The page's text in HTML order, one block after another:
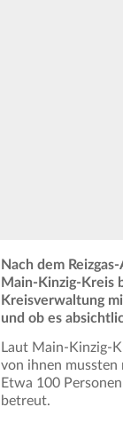
Nach dem
Main-Kinzig-Kreis
Kreisverwaltung
und ob es
Laut Main-Kinzig-
von ihnen mussten
Etwa 100
betreut.